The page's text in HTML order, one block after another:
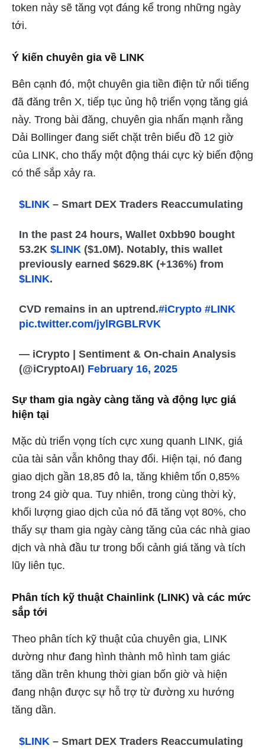
token này sẽ tăng vọt đáng kể trong những ngày
tới.
Ý kiến ​​chuyên gia về LINK
Bên cạnh đó, một chuyên gia tiền điện tử nổi tiếng
đã đăng trên X, tiếp tục ủng hộ triển vọng tăng giá
này. Trong bài đăng, chuyên gia nhấn mạnh rằng
Dải Bollinger đang siết chặt trên biểu đồ 12 giờ
của LINK, cho thấy một động thái cực kỳ biến động
có thể sắp xảy ra.
$LINK – Smart DEX Traders Reaccumulating
In the past 24 hours, Wallet 0xbb90 bought
53.2K$LINK ($1.0M). Notably, this wallet
previously earned $629.8K (+136%) from
$LINK.
CVD remains in an uptrend.#iCrypto #LINK
pic.twitter.com/jylRGBLRVK
— iCrypto | Sentiment & On-chain Analysis
(@iCryptoAI) February 16, 2025
Sự tham gia ngày càng tăng và động lực giá
hiện tại
Mặc dù triển vọng tích cực xung quanh LINK, giá
của tài sản vẫn không thay đổi. Hiện tại, nó đang
giao dịch gần 18,85 đô la, tăng khiêm tốn 0,85%
trong 24 giờ qua. Tuy nhiên, trong cùng thời kỳ,
khối lượng giao dịch của nó đã tăng vọt 80%, cho
thấy sự tham gia ngày càng tăng của các nhà giao
dịch và nhà đầu tư trong bối cảnh giá tăng và tích
lũy liên tục.
Phân tích kỹ thuật Chainlink (LINK) và các mức
sắp tới
Theo phân tích kỹ thuật của chuyên gia, LINK
dường như đang hình thành mô hình tam giác
tăng dần trên khung thời gian bốn giờ và hiện
đang nhận được sự hỗ trợ từ đường xu hướng
tăng dần.
$LINK – Smart DEX Traders Reaccumulating